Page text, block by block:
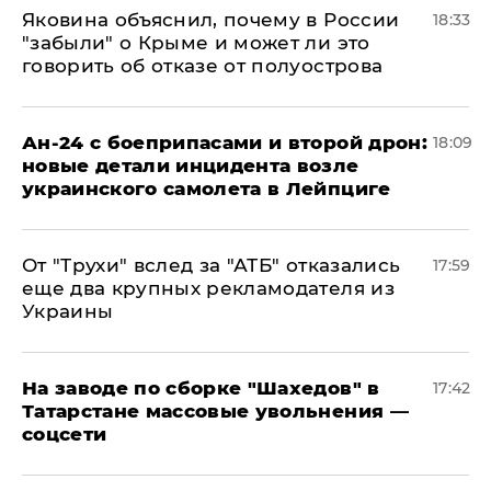
Яковина объяснил, почему в России
"забыли" о Крыме и может ли это
говорить об отказе от полуострова
18:33
Ан-24 с боеприпасами и второй дрон:
новые детали инцидента возле
украинского самолета в Лейпциге
18:09
От "Трухи" вслед за "АТБ" отказались
еще два крупных рекламодателя из
Украины
17:59
На заводе по сборке "Шахедов" в
Татарстане массовые увольнения —
соцсети
17:42